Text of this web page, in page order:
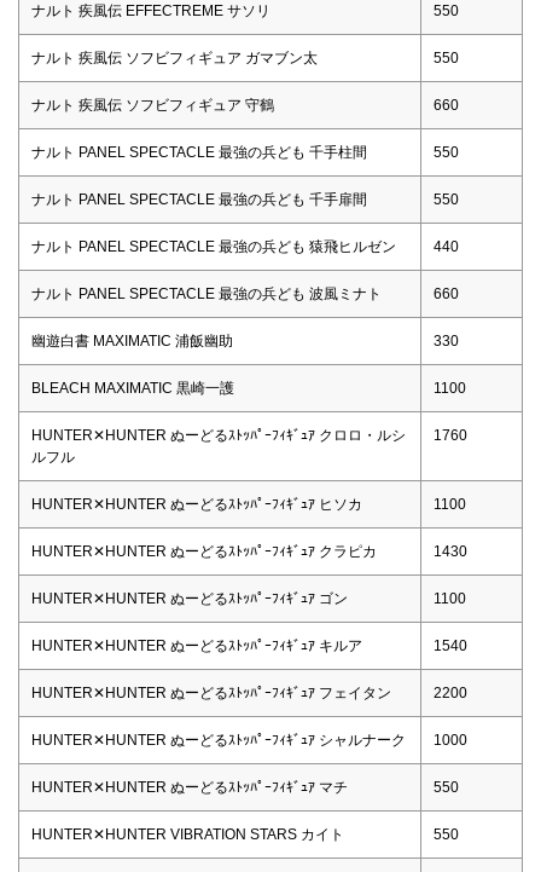
ナルト 疾風伝 EFFECTREME サソリ 550
ナルト 疾風伝 ソフビフィギュア ガマブン太 550
ナルト 疾風伝 ソフビフィギュア 守鶴 660
ナルト PANEL SPECTACLE 最強の兵ども 千手柱間 550
ナルト PANEL SPECTACLE 最強の兵ども 千手扉間 550
ナルト PANEL SPECTACLE 最強の兵ども 猿飛ヒルゼン 440
ナルト PANEL SPECTACLE 最強の兵ども 波風ミナト 660
幽遊白書 MAXIMATIC 浦飯幽助 330
BLEACH MAXIMATIC 黒崎一護 1100
HUNTER✕HUNTER ぬーどるｽﾄｯﾊﾟｰﾌｨｷﾞｭｱ クロロ・ルシ
ルフル
1760
HUNTER✕HUNTER ぬーどるｽﾄｯﾊﾟｰﾌｨｷﾞｭｱ ヒソカ 1100
HUNTER✕HUNTER ぬーどるｽﾄｯﾊﾟｰﾌｨｷﾞｭｱ クラピカ 1430
HUNTER✕HUNTER ぬーどるｽﾄｯﾊﾟｰﾌｨｷﾞｭｱ ゴン 1100
HUNTER✕HUNTER ぬーどるｽﾄｯﾊﾟｰﾌｨｷﾞｭｱ キルア 1540
HUNTER✕HUNTER ぬーどるｽﾄｯﾊﾟｰﾌｨｷﾞｭｱ フェイタン 2200
HUNTER✕HUNTER ぬーどるｽﾄｯﾊﾟｰﾌｨｷﾞｭｱ シャルナーク 1000
HUNTER✕HUNTER ぬーどるｽﾄｯﾊﾟｰﾌｨｷﾞｭｱ マチ 550
HUNTER✕HUNTER VIBRATION STARS カイト 550